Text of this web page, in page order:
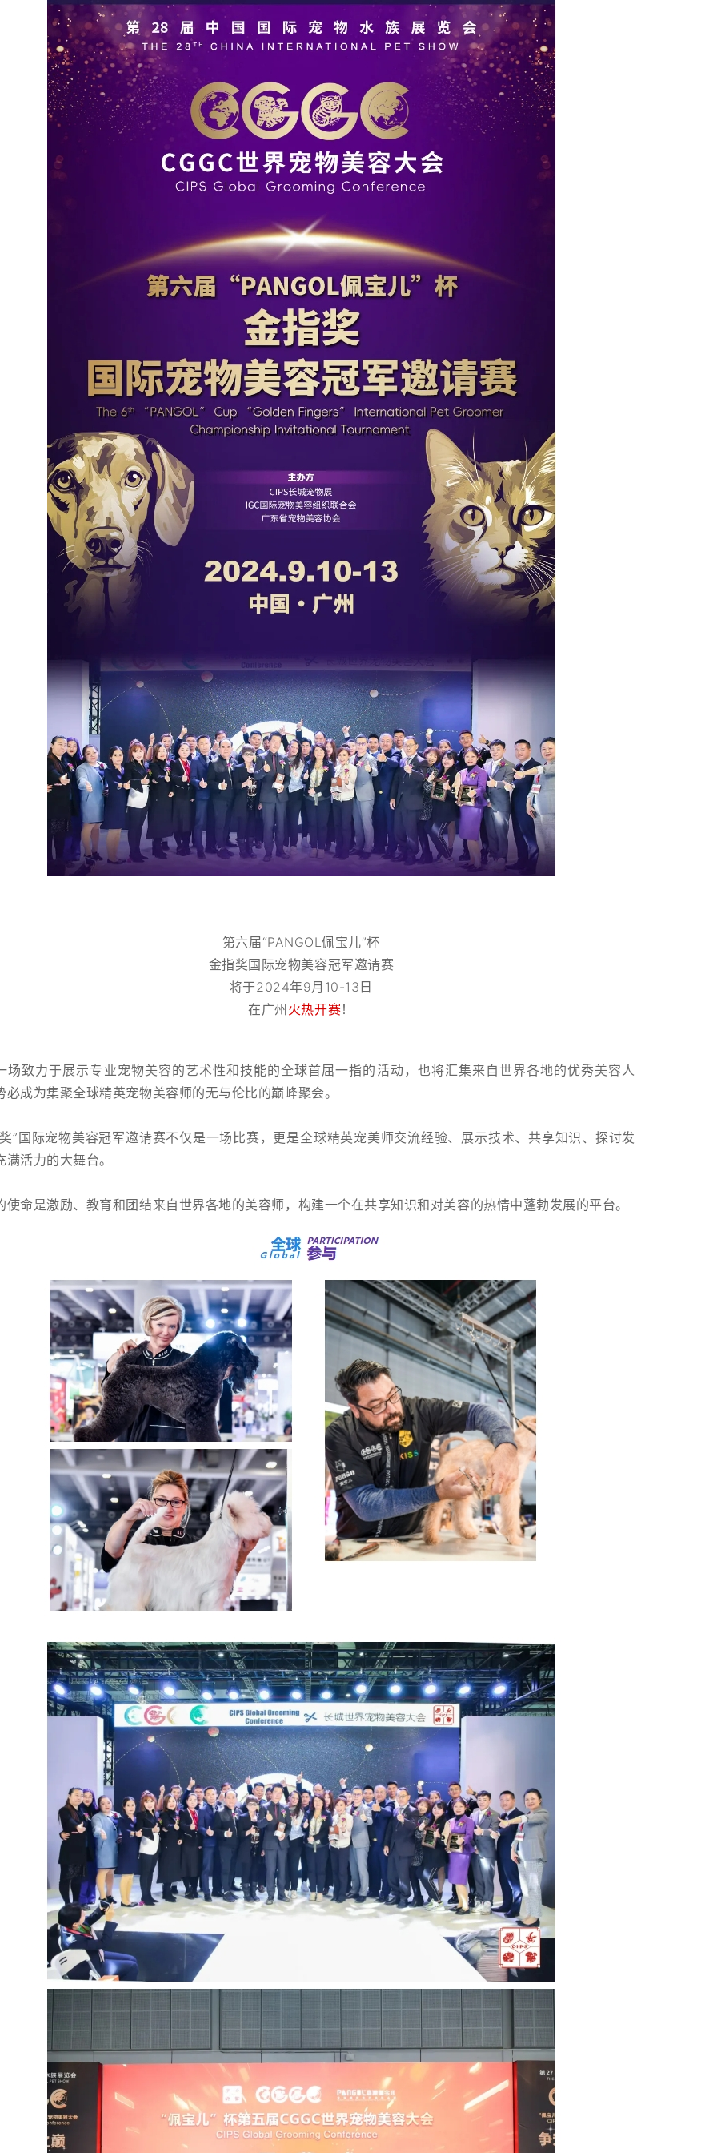
第六届“PANGOL佩宝儿”杯
金指奖国际宠物美容冠军邀请赛
将于2024年9月10-13日
在广州 火热开赛！
场致力于展示专业宠物美容的艺术性和技能的全球首屈一指的活动，也将汇集来自世界各地的优秀美容人
必成为集聚全球精英宠物美容师的无与伦比的巅峰聚会。
”国际宠物美容冠军邀请赛不仅是一场比赛，更是全球精英宠美师交流经验、展示技术、共享知识、探讨发
满活力的大舞台。
使命是激励、教育和团结来自世界各地的美容师，构建一个在共享知识和对美容的热情中蓬勃发展的平台。